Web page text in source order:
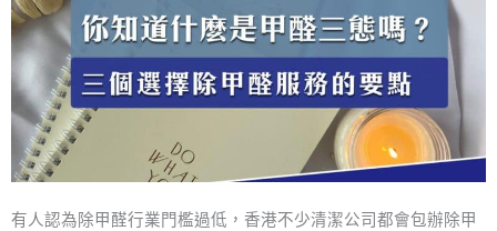
有人認為除甲醛行業門檻過低，香港不少清潔公司都會包辦除甲